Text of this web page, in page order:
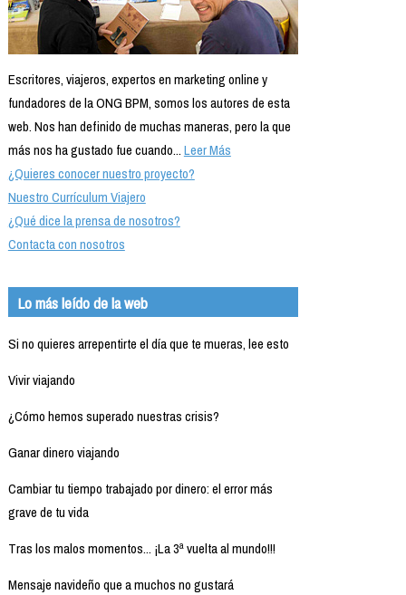
Escritores, viajeros, expertos en marketing online y
fundadores de la ONG BPM, somos los autores de esta
web. Nos han definido de muchas maneras, pero la que
más nos ha gustado fue cuando...Leer Más
¿Quieres conocer nuestro proyecto?
Nuestro Currículum Viajero
¿Qué dice la prensa de nosotros?
Contacta con nosotros
Lo más leído de la web
Si no quieres arrepentirte el día que te mueras, lee esto
Vivir viajando
¿Cómo hemos superado nuestras crisis?
Ganar dinero viajando
Cambiar tu tiempo trabajado por dinero: el error más
grave de tu vida
Tras los malos momentos... ¡La 3ª vuelta al mundo!!!
Mensaje navideño que a muchos no gustará